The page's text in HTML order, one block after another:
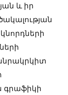
և իր
գրաֆիկի